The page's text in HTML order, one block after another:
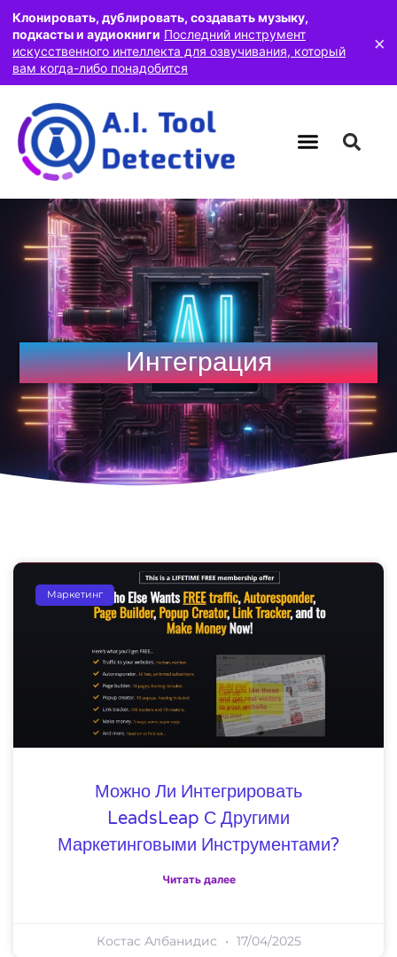
Интеграция
Маркетинг
Можно Ли Интегрировать
LeadsLeap С Другими
Маркетинговыми Инструментами?
Читать далее
Костас Албанидис 17/04/2025
Клонировать, дублировать, создавать музыку,
подкасты и аудиокниги Последний инструмент
искусственного интеллекта для озвучивания, который
вам когда-либо понадобится
×